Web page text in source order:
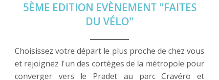
5ÈME EDITION EVÈNEMENT "FAITES
DU VÉLO"
Choisissez votre départ le plus proche de chez vous
et rejoignez l'un des cortèges de la métropole pour
converger vers le Pradet au parc Cravéro et